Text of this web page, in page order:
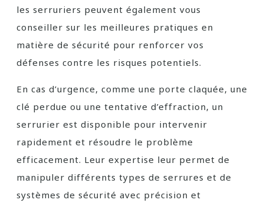
les serruriers peuvent également vous
conseiller sur les meilleures pratiques en
matière de sécurité pour renforcer vos
défenses contre les risques potentiels.
En cas d’urgence, comme une porte claquée, une
clé perdue ou une tentative d’effraction, un
serrurier est disponible pour intervenir
rapidement et résoudre le problème
efficacement. Leur expertise leur permet de
manipuler différents types de serrures et de
systèmes de sécurité avec précision et